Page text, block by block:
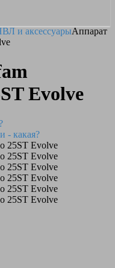
и аксессуарыАппарат
Evolve
- какая?